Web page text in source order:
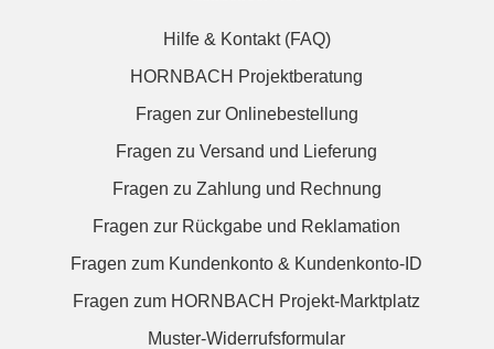
Hilfe & Kontakt (FAQ)
HORNBACH Projektberatung
Fragen zur Onlinebestellung
Fragen zu Versand und Lieferung
Fragen zu Zahlung und Rechnung
Fragen zur Rückgabe und Reklamation
Fragen zum Kundenkonto & Kundenkonto-ID
Fragen zum HORNBACH Projekt-Marktplatz
Muster-Widerrufsformular